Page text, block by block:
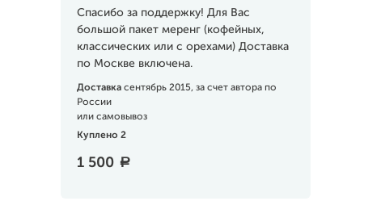
Спасибо за поддержку! Для Вас
большой пакет меренг (кофейных,
классических или с орехами) Доставка
по Москве включена.
Доставка сентябрь 2015, за счет автора по
России
или самовывоз
Куплено 2
1 500 a